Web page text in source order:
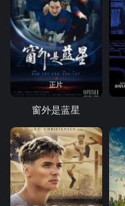
正片
窗外是蓝星